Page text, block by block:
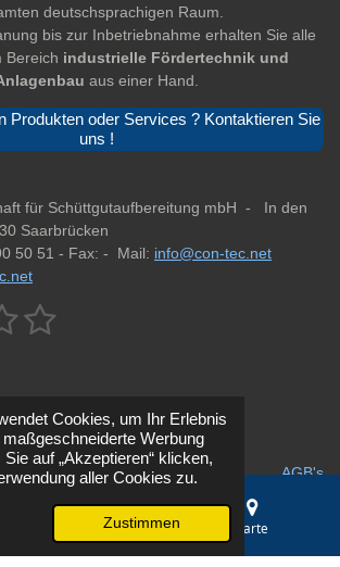
Cookies, um Ihr Erlebnis
Werbung
auf „Akzeptieren“ klicken,
aller Cookies zu.
Zustimmen
deutschsprachigen Raum.
bis zur Inbetriebnahme erhalten Sie alle
Bereich industrielle Fördertechnik und
aus einer Hand.
Produkten oder Services ? Kontaktieren Sie
uns !
für Schüttgutaufbereitung mbH - In den
Saarbrücken
50 51 - Fax: - Mail: info@con-tec.net
5
e
r
n
u
n
g
a
b
s
n
d
Datenschutz
AGB's
& Siebanlagen Saarbrücken | Con-
Telefon Karte